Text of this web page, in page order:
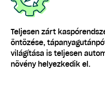
Teljesen zárt
öntözése,
világítása is teljesen
növény helyezkedik el.